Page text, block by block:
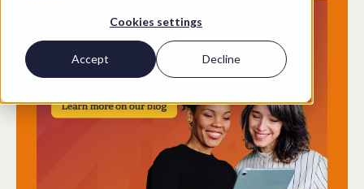
Cookies settings
Accept Decline